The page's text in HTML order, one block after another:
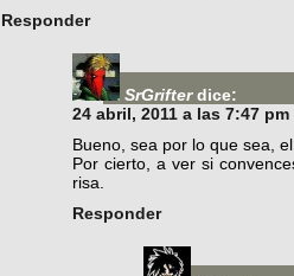
Responder
SrGrifter dice:
24 abril, 2011 a las 7:47 pm
Bueno, sea por lo que sea,
Por cierto, a ver si
risa.
Responder